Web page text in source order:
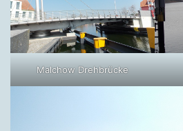
Malchow Drehbrücke